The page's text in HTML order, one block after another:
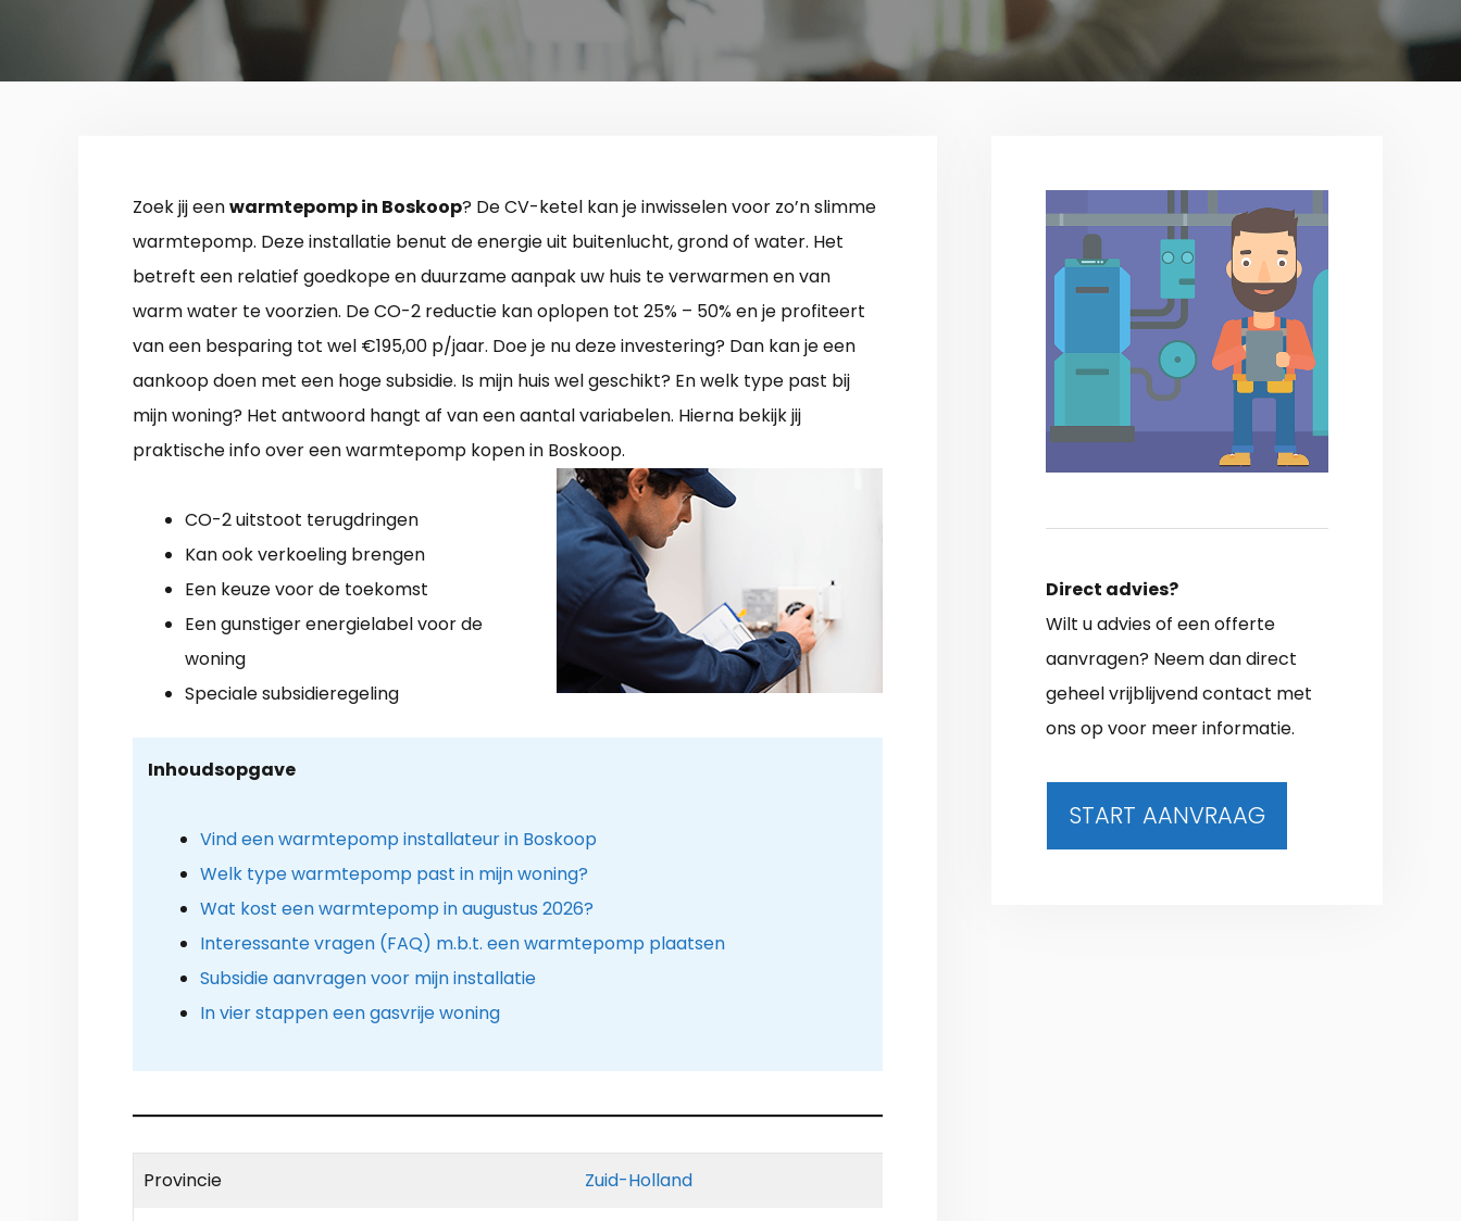
Zoek jij eenwarmtepomp in Boskoop? De CV-ketel kan je inwisselen voor zo’n slimme
warmtepomp. Deze installatie benut de energie uit buitenlucht, grond of water. Het
betreft een relatief goedkope en duurzame aanpak uw huis te verwarmen en van
warm water te voorzien. De CO-2 reductie kan oplopen tot 25% – 50% en je profiteert
van een besparing tot wel €195,00 p/jaar. Doe je nu deze investering? Dan kan je een
aankoop doen met een hoge subsidie. Is mijn huis wel geschikt? En welk type past bij
mijn woning? Het antwoord hangt af van een aantal variabelen. Hierna bekijk jij
praktische info over een warmtepomp kopen in Boskoop.
CO-2 uitstoot terugdringen
Kan ook verkoeling brengen
Een keuze voor de toekomst
Een gunstiger energielabel voor de
woning
Speciale subsidieregeling
Inhoudsopgave
Vind een warmtepomp installateur in Boskoop
Welk type warmtepomp past in mijn woning?
Wat kost een warmtepomp in augustus 2026?
Interessante vragen (FAQ) m.b.t. een warmtepomp plaatsen
Subsidie aanvragen voor mijn installatie
In vier stappen een gasvrije woning
Provincie Zuid-Holland
Direct advies?
Wilt u advies of een offerte
aanvragen? Neem dan direct
geheel vrijblijvend contact met
ons op voor meer informatie.
START AANVRAAG